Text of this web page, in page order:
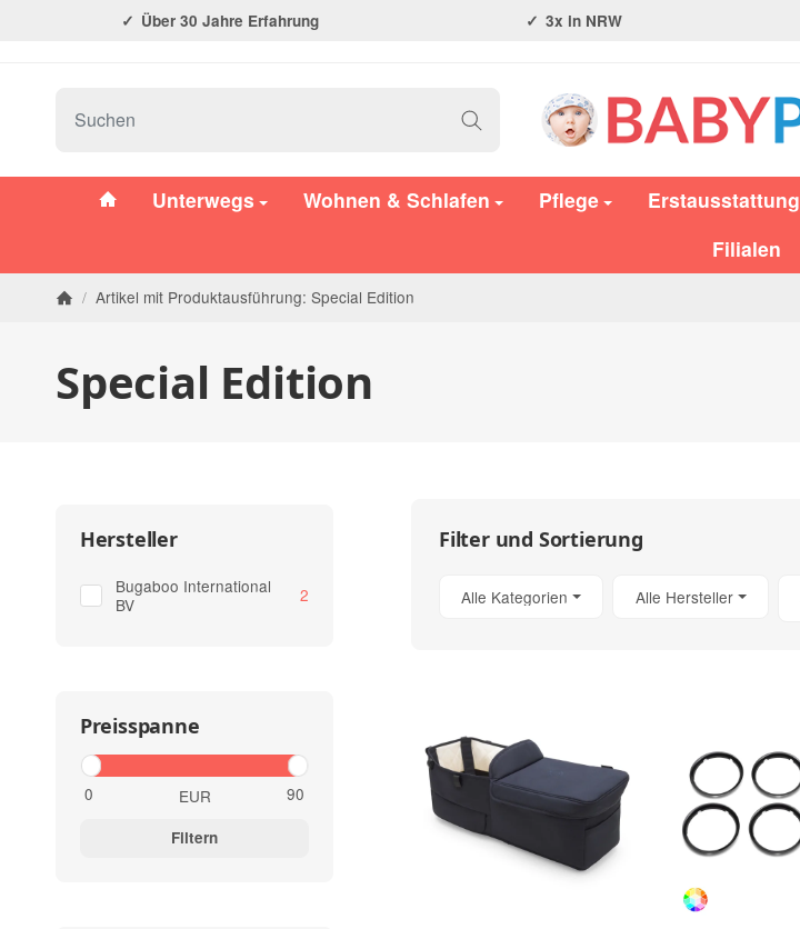
Über 30 Jahre Erfahrung 3x in NRW
#custom.linkHome#
Unterwegs Wohnen & Schlafen Pflege Erstausstattung
Filialen
/ Artikel mit Produktausführung: Special Edition
Special Edition
Filter und Sortierung
Alle Kategorien Alle Hersteller
Hersteller
Bugaboo International
BV
2
Preisspanne
EUR
Filtern